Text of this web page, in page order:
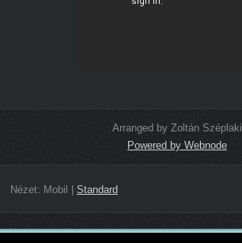
Arranged by Zoltán Széplaki
Powered by Webnode
Nézet: Mobil | Standard